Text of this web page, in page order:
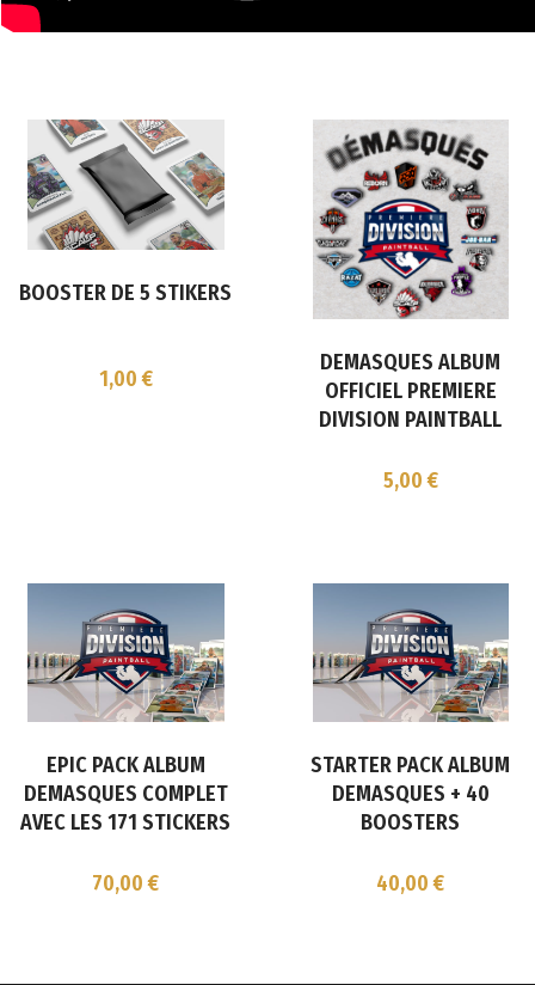
BOOSTER DE 5 STIKERS
1,00€
DEMASQUES ALBUM
OFFICIEL PREMIERE
DIVISION PAINTBALL
5,00€
EPIC PACK ALBUM
DEMASQUES COMPLET
AVEC LES 171 STICKERS
70,00€
STARTER PACK ALBUM
DEMASQUES + 40
BOOSTERS
40,00€